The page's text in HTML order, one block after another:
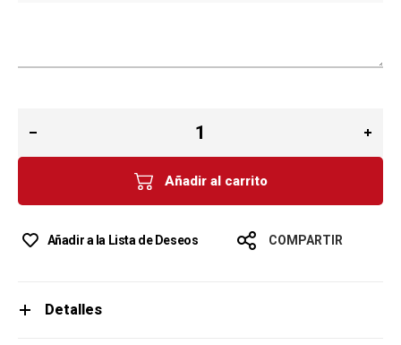
Añadir al carrito
Añadir a la Lista de Deseos COMPARTIR
Detalles